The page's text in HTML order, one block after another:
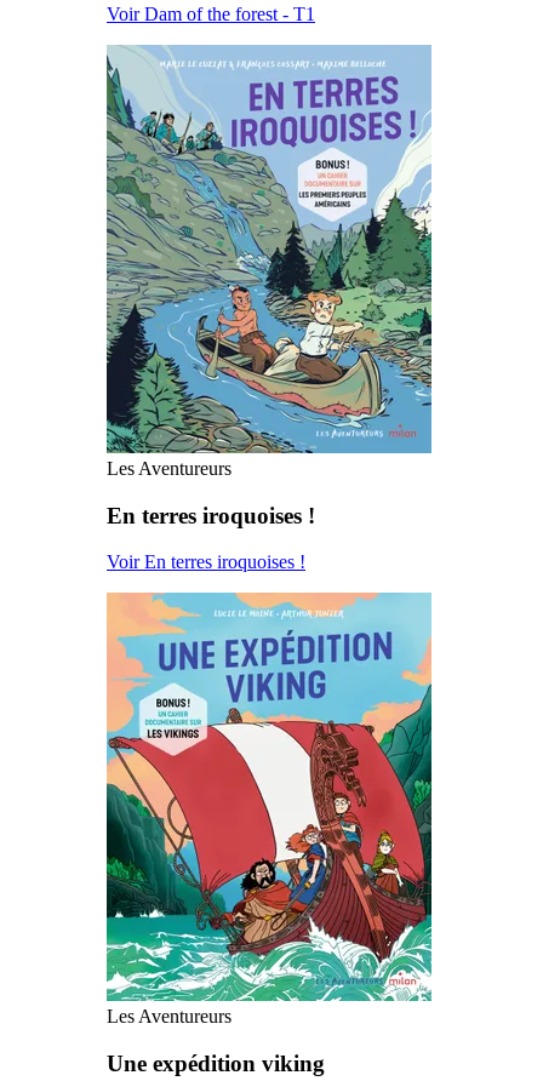
Voir Dam of the forest - T1
Les Aventureurs
En terres iroquoises !
Voir En terres iroquoises !
Les Aventureurs
Une expédition viking